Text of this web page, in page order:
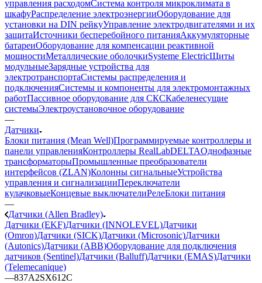
управления расходомСистема контроля микроклимата в
шкафуРаспределение электроэнергииОборудование для
установки на DIN рейкуУправление электродвигателями и их
защитаИсточники бесперебойного питанияАккумуляторные
батареиОборудование для компенсации реактивной
мощностиМеталлические оболочкиSysteme ElectricЩиты
модульныеЗарядные устройства для
электротранспортаСистемы распределения и
подключенияСистемы и компоненты для электромонтажных
работПассивное оборудование для СКСКабеленесущие
системыЭлектроустановочное оборудование
—
Датчики
Блоки питания (Mean Well)Программируемые контроллеры и
панели управленияКонтроллеры RealLabDELTAОднофазные
трансформаторыПромышленные преобразователи
интерфейсов (ZLAN)Колонны сигнальныеУстройства
управления и сигнализацииПереключатели
кулачковыеКонцевые выключателиРелеБлоки питания
—
Датчики (Allen Bradley)
Датчики (EKF)Датчики (INNOLEVEL)Датчики
(Omron)Датчики (SICK)Датчики (Microsonic)Датчики
(Autonics)Датчики (ABB)Оборудование для подключения
датчиков (Sentinel)Датчики (Balluff)Датчики (EMAS)Датчики
(Telemecanique)
—837A2SX612C